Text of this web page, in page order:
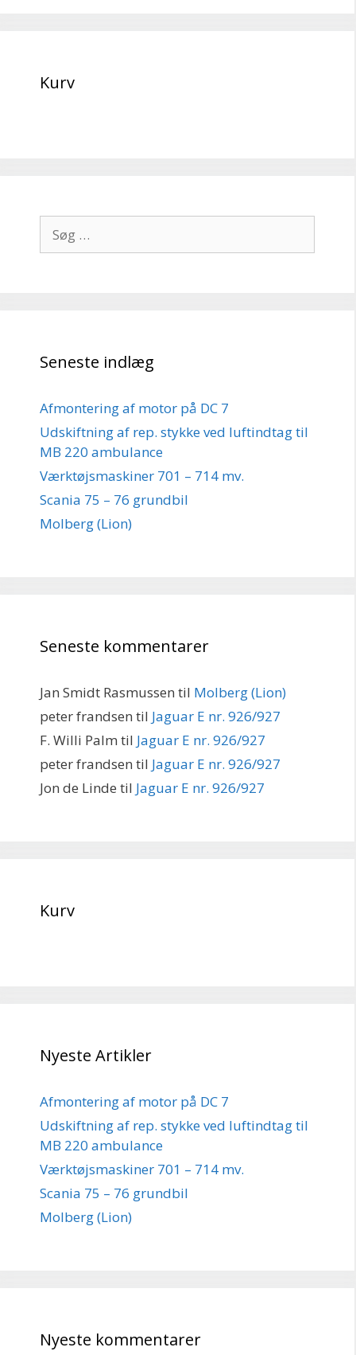
Kurv
efter:
Seneste indlæg
Afmontering af motor på DC 7
Udskiftning af rep. stykke ved luftindtag til
MB 220 ambulance
Værktøjsmaskiner 701 – 714 mv.
Scania 75 – 76 grundbil
Molberg (Lion)
Seneste kommentarer
Jan Smidt Rasmussen til Molberg (Lion)
peter frandsen til Jaguar E nr. 926/927
F. Willi Palm til Jaguar E nr. 926/927
peter frandsen til Jaguar E nr. 926/927
Jon de Linde til Jaguar E nr. 926/927
Kurv
Nyeste Artikler
Afmontering af motor på DC 7
Udskiftning af rep. stykke ved luftindtag til
MB 220 ambulance
Værktøjsmaskiner 701 – 714 mv.
Scania 75 – 76 grundbil
Molberg (Lion)
Nyeste kommentarer